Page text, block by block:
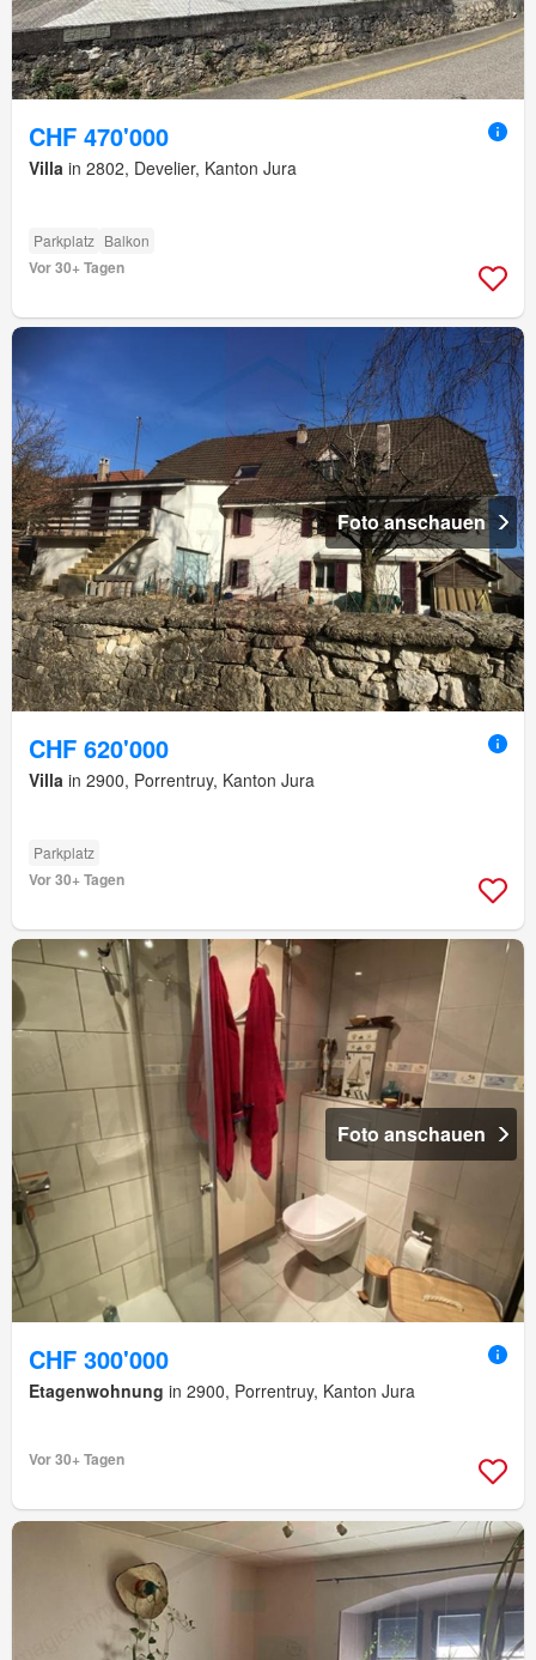
CHF 470'000
Villa in 2802, Develier, Kanton Jura
Parkplatz Balkon
Vor 30+ Tagen
Foto anschauen
CHF 620'000
Villa in 2900, Porrentruy, Kanton Jura
Parkplatz
Vor 30+ Tagen
Foto anschauen
CHF 300'000
Etagenwohnung in 2900, Porrentruy, Kanton Jura
Vor 30+ Tagen